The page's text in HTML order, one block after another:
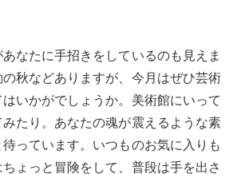
なたに手招きをしているのも見えま
秋などありますが、今月はぜひ芸術
いかがでしょうか。美術館にいって
たり。あなたの魂が震えるような素
っています。いつものお気に入りも
ょっと冒険をして、普段は手を出さ